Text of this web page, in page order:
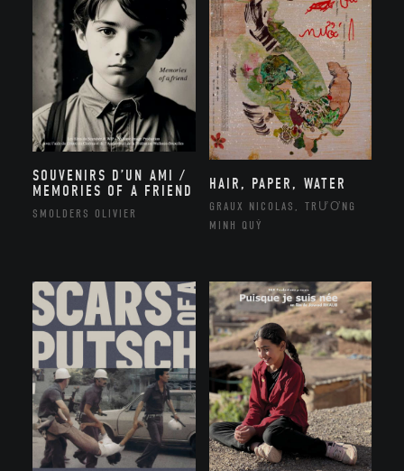
SOUVENIRS D’UN AMI /
MEMORIES OF A FRIEND
SMOLDERS OLIVIER
HAIR, PAPER, WATER
GRAUX NICOLAS, TRƯƠNG
MINH QUÝ